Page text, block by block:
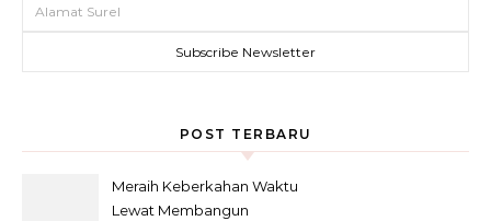
POST TERBARU
Meraih Keberkahan Waktu
Lewat Membangun